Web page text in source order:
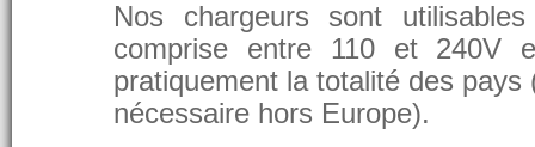
Nos chargeurs sont
comprise entre 110 et 240V
pratiquement la totalité des
nécessaire hors Europe).